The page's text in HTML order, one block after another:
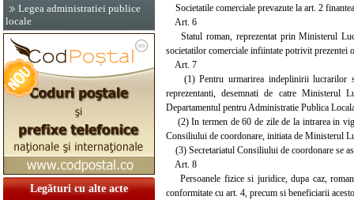
Legea administratiei publice
locale
Legături cu alte acte
Societatile comerciale prevazute la art. 2
Art. 6
Statul roman, reprezentat prin Ministerul
societatilor comerciale infiintate potrivit prezentei
Art. 7
(1) Pentru urmarirea indeplinirii lucrarilor
reprezentanti, desemnati de catre
Departamentul pentru Administratie Publica
(2) In termen de 60 de zile de la intrarea in
Consiliului de coordonare, initiata de Ministerul
(3) Secretariatul Consiliului de coordonare se
Art. 8
Persoanele fizice si juridice, dupa caz,
conformitate cu art. 4, precum si beneficiarii